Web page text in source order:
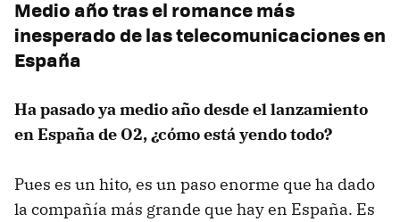
Medio año tras el romance más
inesperado de las telecomunicaciones en
España
Ha pasado ya medio año desde el lanzamiento
en España de O2, ¿cómo está yendo todo?
Pues es un hito, es un paso enorme que ha dado
la compañía más grande que hay en España. Es